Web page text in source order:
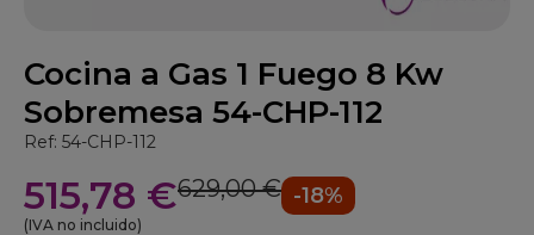
Cocina a Gas 1 Fuego 8 Kw
Sobremesa 54-CHP-112
Ref: 54-CHP-112
515,78 €629,00 € -18%
(IVA no incluido)